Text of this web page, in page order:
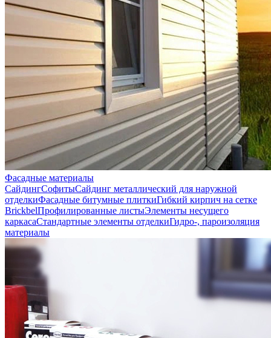
Фасадные материалы
СайдингСофитыСайдинг металлический для наружной
отделкиФасадные битумные плиткиГибкий кирпич на сетке
BrickbelПрофилированные листыЭлементы несущего
каркасаСтандартные элементы отделкиГидро-, пароизоляция
материалы